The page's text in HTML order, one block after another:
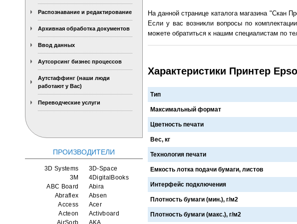
Распознавание и редактирование
Архивная обработка документов
Ввод данных
Аутсорсинг бизнес процессов
Аутстаффинг (наши люди
работают у Вас)
Переводческие услуги
ПРОИЗВОДИТЕЛИ
3D Systems
3D-Space
3M
4DigitalBooks
ABC Board
Abira
Abraflex
Absen
Access
Acer
Acteon
Activboard
AirSorb
AKA
На данной странице каталога магазина "Скан
Если у вас возникли вопросы по
можете обратиться к нашим специалистам по
Характеристики Принтер
Тип
Максимальный формат
Цветность печати
Вес, кг
Технология печати
Емкость лотка подачи бумаги, листов
Интерфейс подключения
Плотность бумаги (мин.), г/м2
Плотность бумаги (макс.), г/м2